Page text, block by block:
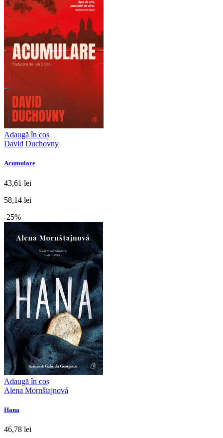
Adaugă în coș
David Duchovny
Acumulare
43,61 lei
58,14 lei
-25%
Adaugă în coș
Alena Mornštajnová
Hana
46,78 lei